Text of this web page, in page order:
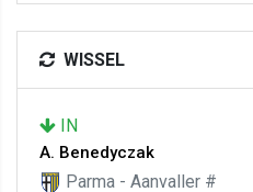
WISSEL
IN
A. Benedyczak
Parma - Aanvaller #